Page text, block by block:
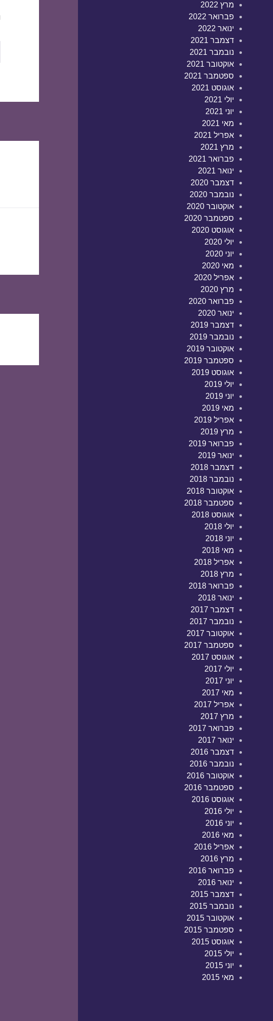
מרץ 2022
פברואר 2022
ינואר 2022
דצמבר 2021
נובמבר 2021
אוקטובר 2021
ספטמבר 2021
אוגוסט 2021
יולי 2021
יוני 2021
מאי 2021
אפריל 2021
מרץ 2021
פברואר 2021
ינואר 2021
דצמבר 2020
נובמבר 2020
אוקטובר 2020
ספטמבר 2020
אוגוסט 2020
יולי 2020
יוני 2020
מאי 2020
אפריל 2020
מרץ 2020
פברואר 2020
ינואר 2020
דצמבר 2019
נובמבר 2019
אוקטובר 2019
ספטמבר 2019
אוגוסט 2019
יולי 2019
יוני 2019
מאי 2019
אפריל 2019
מרץ 2019
פברואר 2019
ינואר 2019
דצמבר 2018
נובמבר 2018
אוקטובר 2018
ספטמבר 2018
אוגוסט 2018
יולי 2018
יוני 2018
מאי 2018
אפריל 2018
מרץ 2018
פברואר 2018
ינואר 2018
דצמבר 2017
נובמבר 2017
אוקטובר 2017
ספטמבר 2017
אוגוסט 2017
יולי 2017
יוני 2017
מאי 2017
אפריל 2017
מרץ 2017
פברואר 2017
ינואר 2017
דצמבר 2016
נובמבר 2016
אוקטובר 2016
ספטמבר 2016
אוגוסט 2016
יולי 2016
יוני 2016
מאי 2016
אפריל 2016
מרץ 2016
פברואר 2016
ינואר 2016
דצמבר 2015
נובמבר 2015
אוקטובר 2015
ספטמבר 2015
אוגוסט 2015
יולי 2015
יוני 2015
מאי 2015